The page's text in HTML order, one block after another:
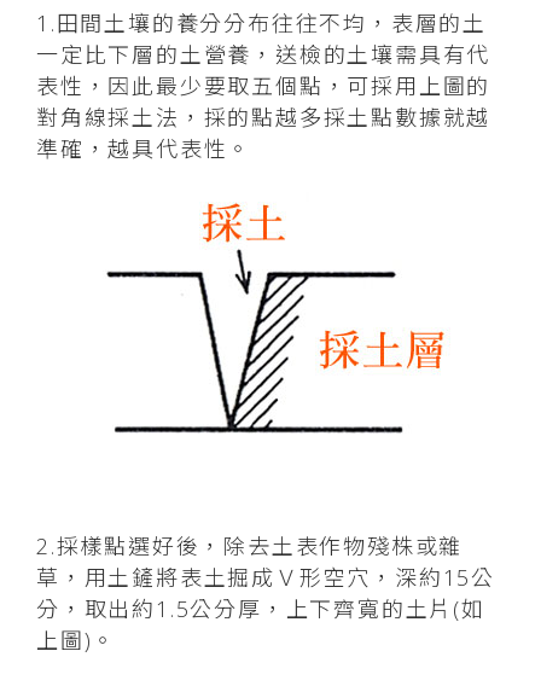
1.田間土壤的養分分布往往不均，表層的土
一定比下層的土營養，送檢的土壤需具有代
表性，因此最少要取五個點，可採用上圖的
對角線採土法，採的點越多採土點數據就越
準確，越具代表性。
2.採樣點選好後，除去土表作物殘株或雜
草，用土鏟將表土掘成Ｖ形空穴，深約15公
分，取出約1.5公分厚，上下齊寬的土片(如
上圖)。